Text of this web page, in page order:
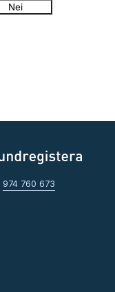
Nei
974 760 673